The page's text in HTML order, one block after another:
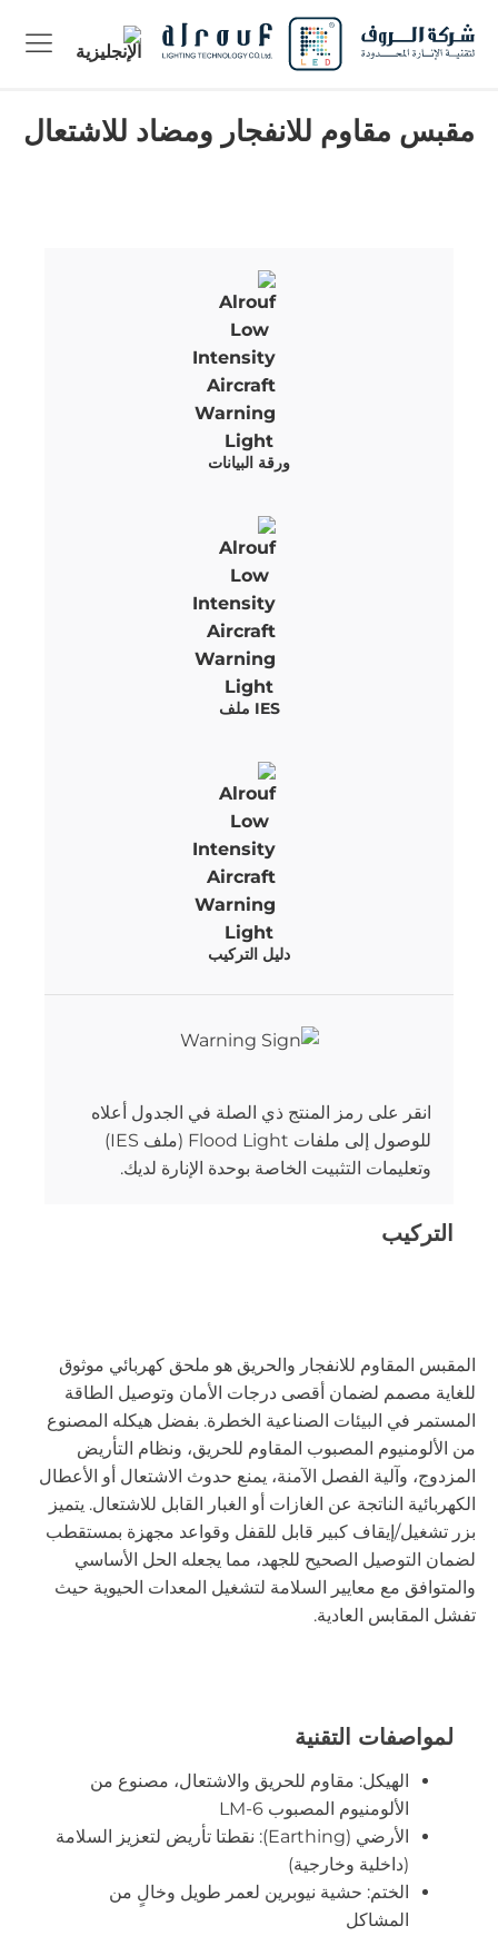
مقبس مقاوم للانفجار ومضاد للاشتعال
ورقة البيانات
IES ملف
دليل التركيب
انقر على رمز المنتج ذي الصلة في الجدول أعلاه
للوصول إلى ملفات Flood Light (ملف IES)
وتعليمات التثبيت الخاصة بوحدة الإنارة لديك.
التركيب
المقبس المقاوم للانفجار والحريق هو ملحق كهربائي موثوق
للغاية مصمم لضمان أقصى درجات الأمان وتوصيل الطاقة
المستمر في البيئات الصناعية الخطرة. بفضل هيكله المصنوع
من الألومنيوم المصبوب المقاوم للحريق، ونظام التأريض
المزدوج، وآلية الفصل الآمنة، يمنع حدوث الاشتعال أو الأعطال
الكهربائية الناتجة عن الغازات أو الغبار القابل للاشتعال. يتميز
بزر تشغيل/إيقاف كبير قابل للقفل وقواعد مجهزة بمستقطب
لضمان التوصيل الصحيح للجهد، مما يجعله الحل الأساسي
والمتوافق مع معايير السلامة لتشغيل المعدات الحيوية حيث
تفشل المقابس العادية.
لمواصفات التقنية
الهيكل: مقاوم للحريق والاشتعال، مصنوع من
الألومنيوم المصبوب LM-6
الأرضي (Earthing): نقطتا تأريض لتعزيز السلامة
(داخلية وخارجية)
الختم: حشية نيوبرين لعمر طويل وخالٍ من
المشاكل